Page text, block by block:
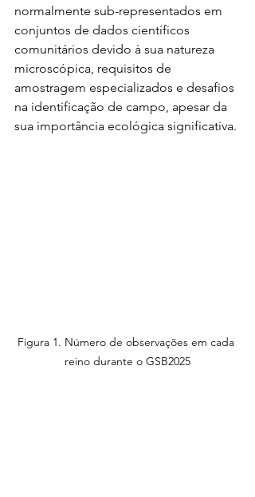
normalmente sub-representados em
conjuntos de dados científicos
comunitários devido à sua natureza
microscópica, requisitos de
amostragem especializados e desafios
na identificação de campo, apesar da
sua importância ecológica significativa.
Figura 1. Número de observações em cada
reino durante o GSB2025